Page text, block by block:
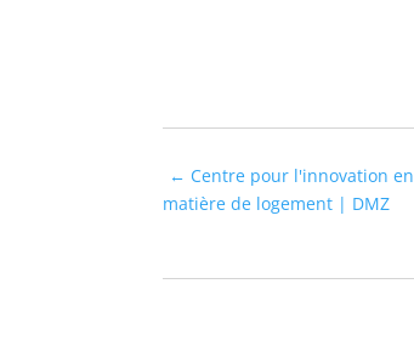
← Centre pour l'innovation en
matière de logement | DMZ